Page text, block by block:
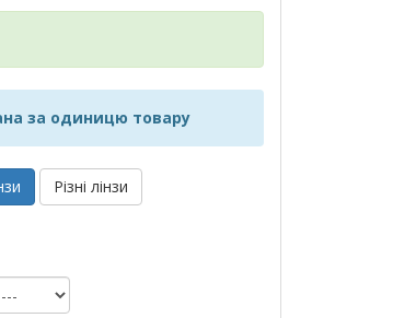
за одиницю товару
Різні лінзи